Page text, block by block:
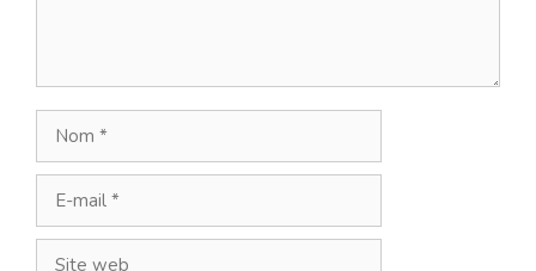
Nom
mail
Site